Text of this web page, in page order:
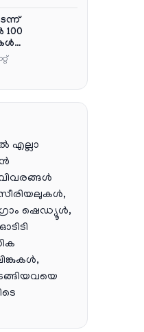
100
, സംപ്രേഷണം
ഷെഡ്യൂൾ,